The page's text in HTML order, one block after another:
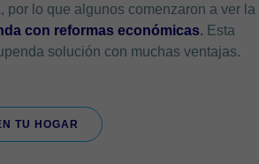
lo que algunos comenzaron a ver la
con reformas económicas. Esta
solución con muchas ventajas.
TU HOGAR